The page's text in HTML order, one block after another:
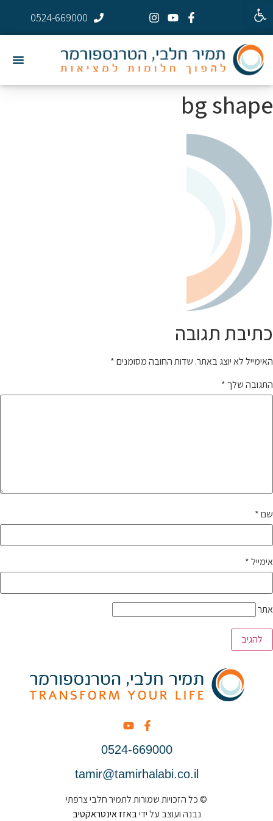
פתח סרגל נגישות
0524-669000
bg shape
כתיבת תגובה
האימייל לא יוצג באתר. שדות החובה מסומנים*
התגובה שלך *
שם*
אימייל*
אתר
0524-669000
tamir@tamirhalabi.co.il
© כל הזכויות שמורות לתמיר חלבי צרפתי
נבנה ועוצב על ידיבאזז אינטראקטיב